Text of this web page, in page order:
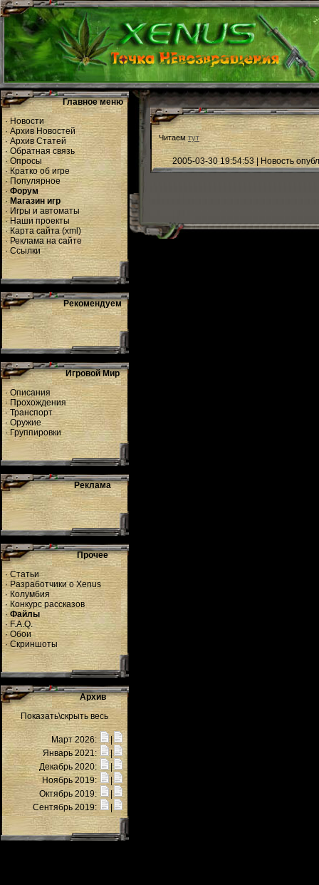
Главное меню
·Новости
·Архив Новостей
·Архив Статей
·Обратная связь
·Опросы
·Кратко об игре
· Популярное
· Форум
·Магазин игр
· Игры и автоматы
·Наши проекты
·Карта сайта(xml )
·Реклама на сайте
·Ссылки
Рекомендуем
Игровой Мир
·Описания
·Прохождения
·Транспорт
·Оружие
·Группировки
Реклама
Прочее
·Статьи
·Разработчики о Xenus
·Колумбия
·Конкурс рассказов
·Файлы
·F.A.Q.
· Обои
· Скриншоты
Архив
Показать\скрыть весь
Март 2026:
Январь 2021:
|
Декабрь 2020:
Ноябрь 2019:
Октябрь 2019:
Сентябрь 2019:
Читаемтут
2005-03-30 19:54:53 | Новость